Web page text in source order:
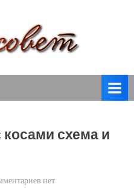
схема и
кнет